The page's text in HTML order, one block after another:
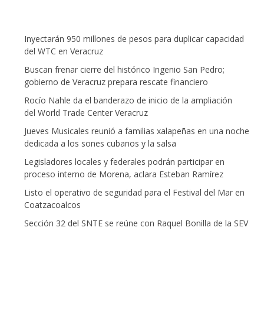
Inyectarán 950 millones de pesos para duplicar capacidad
del WTC en Veracruz
Buscan frenar cierre del histórico Ingenio San Pedro;
gobierno de Veracruz prepara rescate financiero
Rocío Nahle da el banderazo de inicio de la ampliación
del World Trade Center Veracruz
Jueves Musicales reunió a familias xalapeñas en una noche
dedicada a los sones cubanos y la salsa
Legisladores locales y federales podrán participar en
proceso interno de Morena, aclara Esteban Ramírez
Listo el operativo de seguridad para el Festival del Mar en
Coatzacoalcos
Sección 32 del SNTE se reúne con Raquel Bonilla de la SEV